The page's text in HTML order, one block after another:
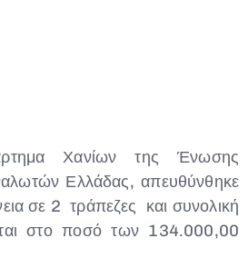
Χανίων της Ένωσης
Ελλάδας, απευθύνθηκε
σε 2 τράπεζες και συνολική
στο ποσό των 134.000,00